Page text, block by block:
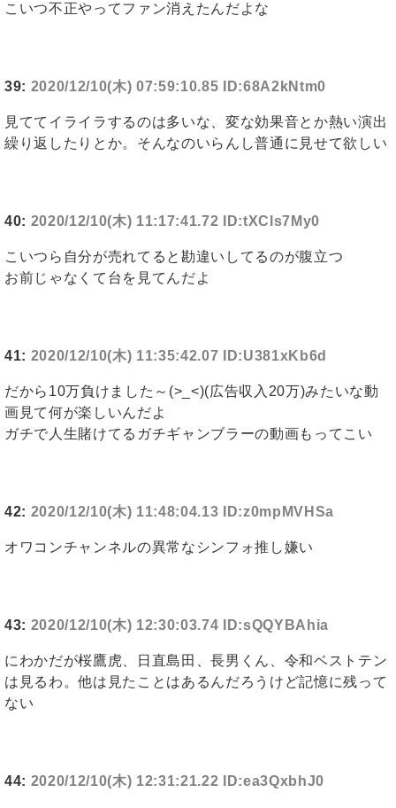
こいつ不正やってファン消えたんだよな
39: 2020/12/10(木) 07:59:10.85 ID:68A2kNtm0
見ててイライラするのは多いな、変な効果音とか熱い演出
繰り返したりとか。そんなのいらんし普通に見せて欲しい
40: 2020/12/10(木) 11:17:41.72 ID:tXCls7My0
こいつら自分が売れてると勘違いしてるのが腹立つ
お前じゃなくて台を見てんだよ
41: 2020/12/10(木) 11:35:42.07 ID:U381xKb6d
だから10万負けました～(>_<)(広告収入20万)みたいな動
画見て何が楽しいんだよ
ガチで人生賭けてるガチギャンブラーの動画もってこい
42: 2020/12/10(木) 11:48:04.13 ID:z0mpMVHSa
オワコンチャンネルの異常なシンフォ推し嫌い
43: 2020/12/10(木) 12:30:03.74 ID:sQQYBAhia
にわかだが桜鷹虎、日直島田、長男くん、令和ベストテン
は見るわ。他は見たことはあるんだろうけど記憶に残って
ない
44: 2020/12/10(木) 12:31:21.22 ID:ea3QxbhJ0